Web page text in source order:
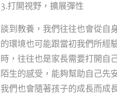
3.打開視野，擴展彈性
談到教養，我們往往也會從自
的環境也可能跟當初我們所經
時，往往也是家長需要打開自
陌生的感受，能夠幫助自己先
我們也會隨著孩子的成長而成